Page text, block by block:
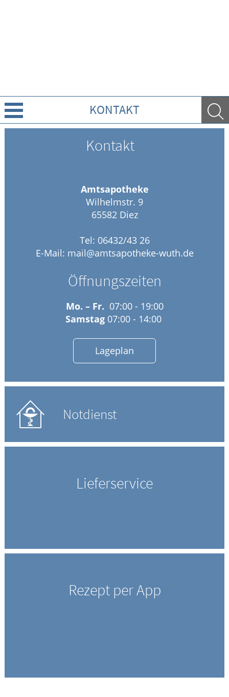
KONTAKT
Krankheiten & Therapie
Kontakt
Amtsapotheke
Wilhelmstr. 9
65582 Diez
Tel: 06432/43 26
E-Mail: mail@amtsapotheke-wuth.de
Öffnungszeiten
Mo. – Fr. 07:00 - 19:00
Samstag07:00 - 14:00
Lageplan
Notdienst
Lieferservice
Rezept per App